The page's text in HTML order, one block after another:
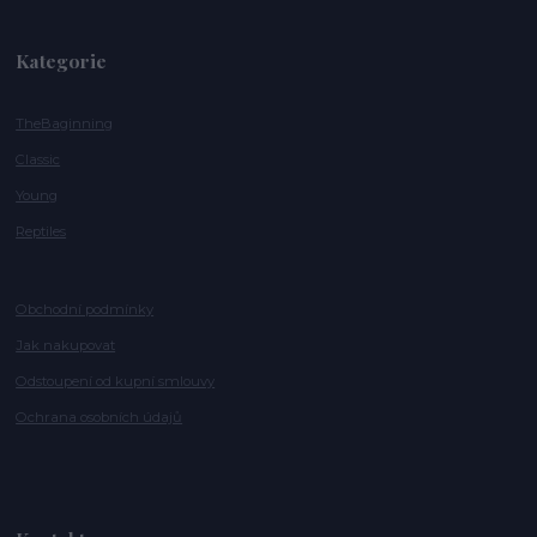
Kategorie
TheBaginning
Classic
Young
Reptiles
Obchodní podmínky
Jak nakupovat
Odstoupení od kupní smlouvy
Ochrana osobních údajů